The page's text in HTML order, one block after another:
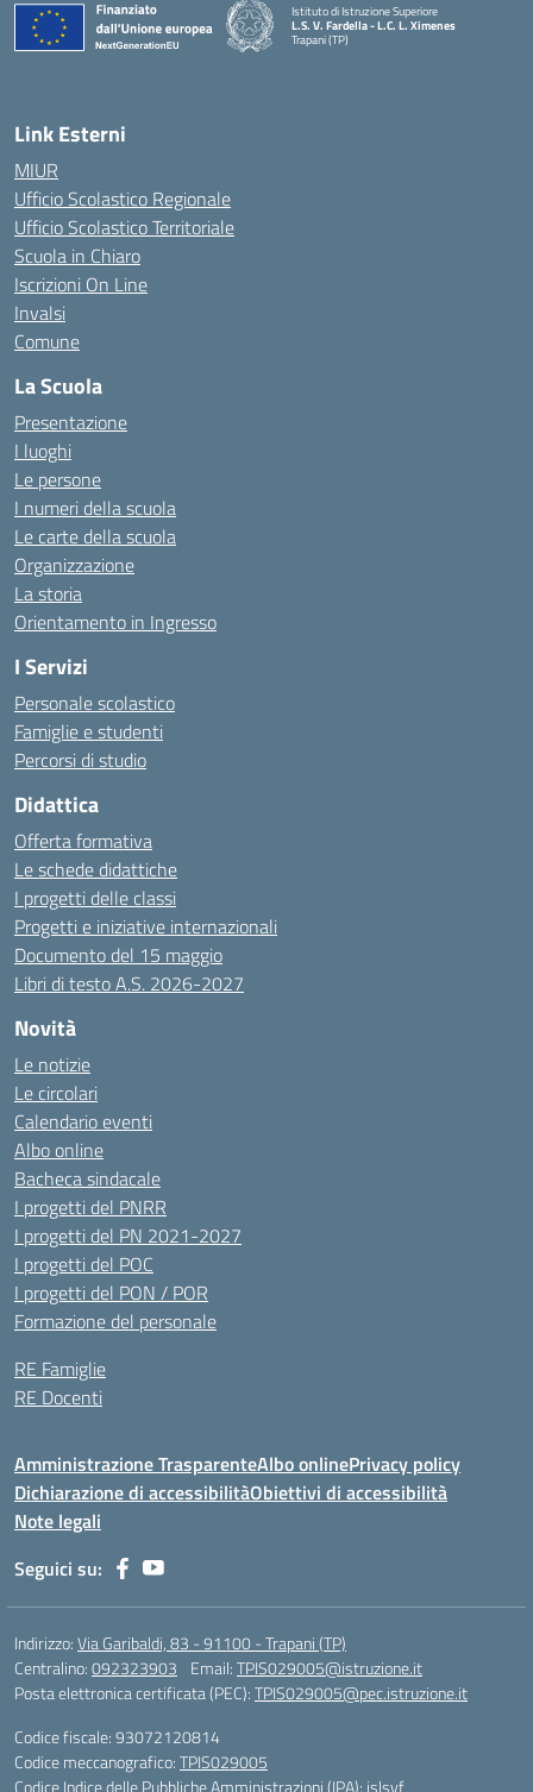
Istituto di Istruzione Superiore
L.S. V. Fardella - L.C. L. Ximenes
Trapani (TP)
Link Esterni
MIUR
Ufficio Scolastico Regionale
Ufficio Scolastico Territoriale
Scuola in Chiaro
Iscrizioni On Line
Invalsi
Comune
La Scuola
Presentazione
I luoghi
Le persone
I numeri della scuola
Le carte della scuola
Organizzazione
La storia
Orientamento in Ingresso
I Servizi
Personale scolastico
Famiglie e studenti
Percorsi di studio
Didattica
Offerta formativa
Le schede didattiche
I progetti delle classi
Progetti e iniziative internazionali
Documento del 15 maggio
Libri di testo A.S. 2026-2027
Novità
Le notizie
Le circolari
Calendario eventi
Albo online
Bacheca sindacale
I progetti del PNRR
I progetti del PN 2021-2027
I progetti del POC
I progetti del PON / POR
Formazione del personale
RE Famiglie
RE Docenti
Amministrazione TrasparenteAlbo onlinePrivacy policy
Dichiarazione di accessibilitàObiettivi di accessibilità
Note legali
Seguici su:
Indirizzo:Via Garibaldi, 83 - 91100 - Trapani (TP)
Centralino:092323903 Email:TPIS029005@istruzione.it
Posta elettronica certificata (PEC):TPIS029005@pec.istruzione.it
Codice fiscale: 93072120814
Codice meccanografico:TPIS029005
Codice Indice delle Pubbliche Amministrazioni (IPA): islsvf